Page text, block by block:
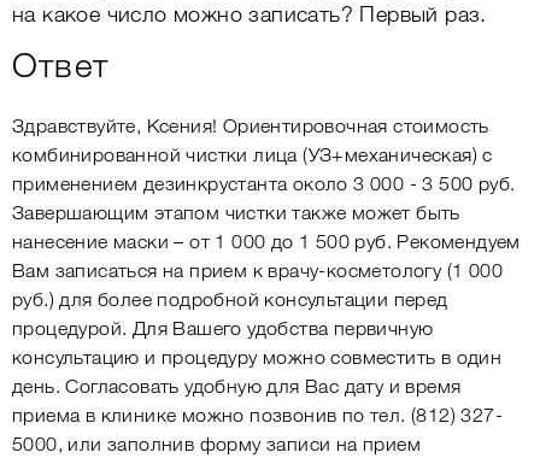
на какое число можно записать? Первый раз.
Ответ
Здравствуйте, Ксения! Ориентировочная стоимость
комбинированной чистки лица (УЗ+механическая) с
применением дезинкрустанта около 3 000 - 3 500 руб.
Завершающим этапом чистки также может быть
нанесение маски – от 1 000 до 1 500 руб. Рекомендуем
Вам записаться на прием к врачу-косметологу (1 000
руб.) для более подробной консультации перед
процедурой. Для Вашего удобства первичную
консультацию и процедуру можно совместить в один
день. Согласовать удобную для Вас дату и время
приема в клинике можно позвонив по тел. (812) 327-
5000, или заполнив форму записи на прием